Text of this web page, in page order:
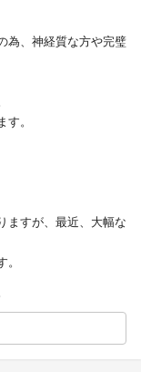
為、神経質な方や完璧
。
ますが、最近、大幅な